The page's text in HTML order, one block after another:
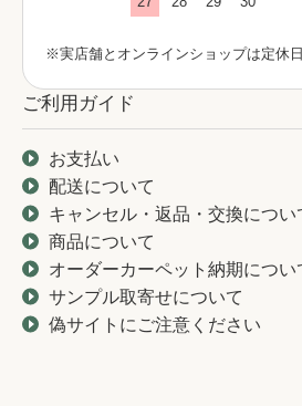
※実店舗とオンラインショップは定休
ご利用ガイド
お支払い
配送について
キャンセル・返品・交換につい
商品について
オーダーカーペット納期につい
サンプル取寄せについて
偽サイトにご注意ください